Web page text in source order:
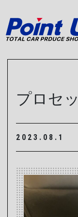
メインナビゲ
プロセ
2023.08.1